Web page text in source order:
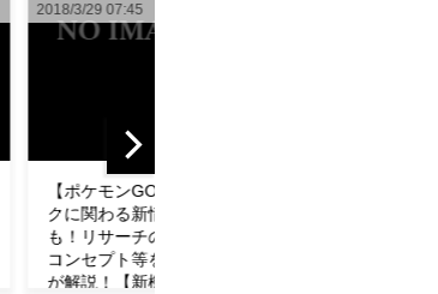
2018/3/29 04:33
【ポケモンGO】追加
わざも判明！ミュウ
の特徴やわざ構成な
ど紹介！【リサー
チ】